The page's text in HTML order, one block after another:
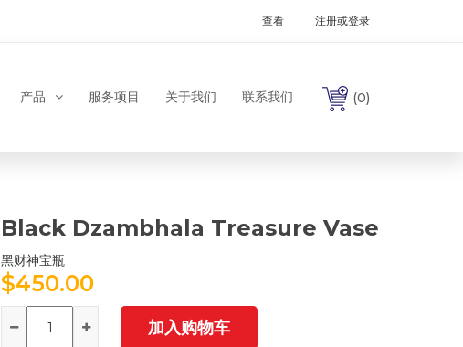
查看 注册或登录
产品 服务项目 关于我们 联系我们 (0)
Black Dzambhala Treasure Vase
黑财神宝瓶
$450.00
加入购物车